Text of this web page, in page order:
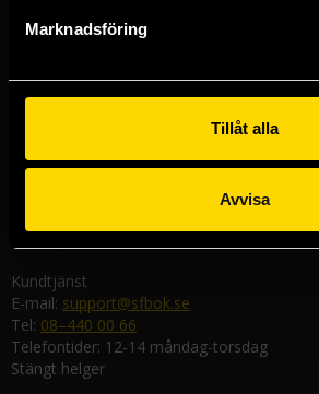
Marknadsföring
Tillåt alla
Avvisa
Göteborgsbutiken
Kungsgatan 19
Malmöbutiken
582 19 Linköping
Kundtjänst
E-mail: support@sfbok.se
Tel: 08–440 00 66
Telefontider: 12-14 måndag-torsdag
Stängt helger